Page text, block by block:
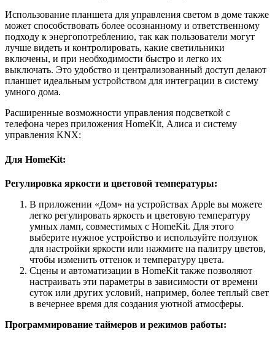
Использование планшета для управления светом в доме также
может способствовать более осознанному и ответственному
подходу к энергопотреблению, так как пользователи могут
лучше видеть и контролировать, какие светильники
включены, и при необходимости быстро и легко их
выключать. Это удобство и централизованный доступ делают
планшет идеальным устройством для интеграции в систему
умного дома.
Расширенные возможности управления подсветкой с
телефона через приложения HomeKit, Алиса и систему
управления KNX:
Для HomeKit:
Регулировка яркости и цветовой температуры:
В приложении «Дом» на устройствах Apple вы можете
легко регулировать яркость и цветовую температуру
умных ламп, совместимых с HomeKit. Для этого
выберите нужное устройство и используйте ползунок
для настройки яркости или нажмите на палитру цветов,
чтобы изменить оттенок и температуру цвета.
Сцены и автоматизации в HomeKit также позволяют
настраивать эти параметры в зависимости от времени
суток или других условий, например, более теплый свет
в вечернее время для создания уютной атмосферы.
Программирование таймеров и режимов работы: